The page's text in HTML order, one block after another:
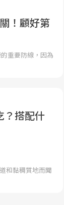
！顧好第
重要防線，因為
？搭配什
和黏稠質地而聞